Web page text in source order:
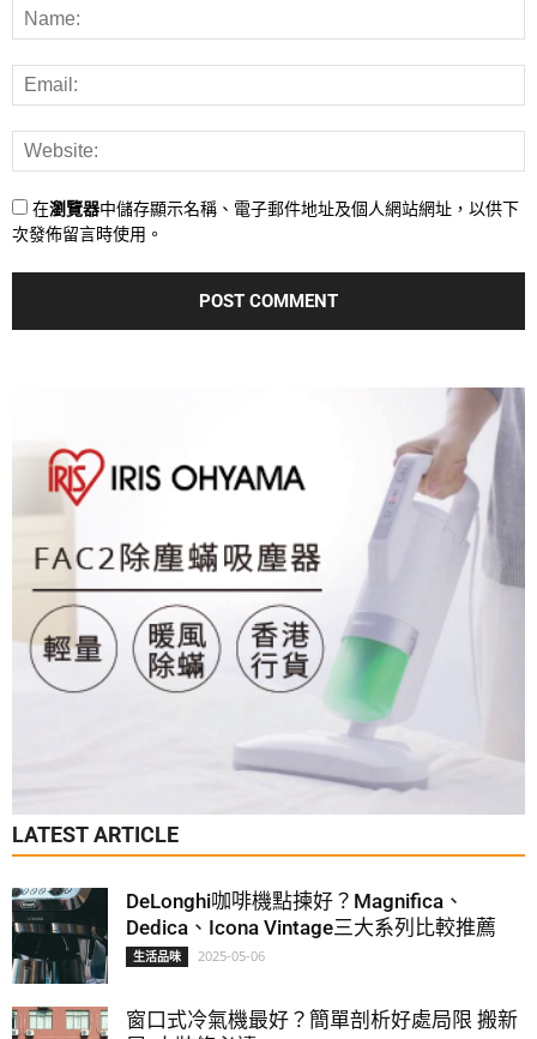
在瀏覽器中儲存顯示名稱、電子郵件地址及個人網站網址，以供下
次發佈留言時使用。
LATEST ARTICLE
DeLonghi咖啡機點揀好？Magnifica、
Dedica、Icona Vintage三大系列比較推薦
生活品味 2025-05-06
窗口式冷氣機最好？簡單剖析好處局限 搬新